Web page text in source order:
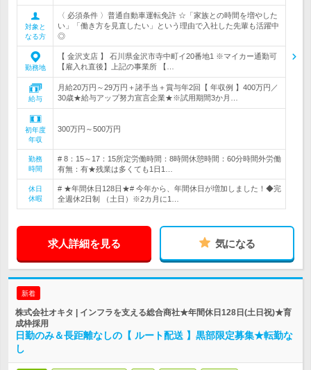
対象と
なる方
〈 必須条件 〉普通自動車運転免許 ☆「家族との時間を増やした
い」「働き方を見直したい」という理由で入社した先輩も活躍中
◎
勤務地
【 金沢支店 】 石川県金沢市寺中町イ20番地1 ※マイカー通勤可
【雇入れ直後】上記の事業所 【…
給与
月給20万円～29万円＋諸手当＋賞与年2回【 年収例 】400万円／
30歳★給与アップ努力宣言企業★※試用期間3か月…
初年度
年収
300万円～500万円
勤務
時間
# 8：15～17：15所定労働時間：8時間休憩時間：60分時間外労働
有無：有★残業は多くても1日1…
休日
休暇
# ★年間休日128日★# 今年から、年間休日が増加しました！◆完
全週休2日制 （土日）※2カ月に1…
求人詳細を見る 気になる
新着
株式会社オキタ | インフラを支える総合商社★年間休日128日(土日祝)★育
成枠採用
日勤のみ＆長距離なしの【 ルート配送 】黒部限定募集★転勤な
し